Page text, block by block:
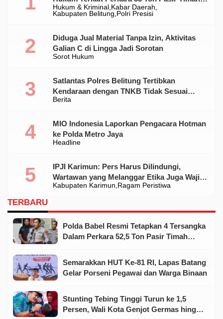
Hukum & Kriminal
Kabar Daerah
Kabupaten Belitung Polri Presisi
Ilegal Di Belitung
Sorot Hukum
Diduga Jual Material Tanpa Izin, Aktivitas
Galian C di Lingga Jadi Sorotan
Berita
Satlantas Polres Belitung Tertibkan
Kendaraan dengan TNKB Tidak Sesuai
Standar
Headline
MIO Indonesia Laporkan Pengacara Hotman
ke Polda Metro Jaya
Kabupaten Karimun Ragam Peristiwa
IPJI Karimun: Pers Harus Dilindungi,
Wartawan yang Melanggar Etika Juga Wajib
Dikoreksi
TERBARU
Polda Babel Resmi Tetapkan 4 Tersangka
Dalam Perkara 52,5 Ton Pasir Timah
Semarakkan HUT Ke-81 RI, Lapas Batang
Gelar Porseni Pegawai dan Warga Binaan
Stunting Tebing Tinggi Turun ke 1,5
Persen, Wali Kota Genjot Germas hingga